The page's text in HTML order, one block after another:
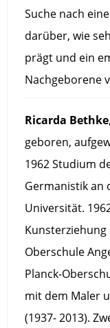
Suche nach
darüber, wie
prägt und ein
Nachgeborene
Ricarda Bethke
geboren,
1962 Studium
Germanistik an
Universität.
Oberschule
Planck-
mit dem Maler
(1937- 2013).